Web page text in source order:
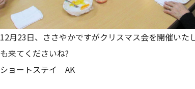
12月23日、ささやかですがクリスマス会を開催い
も来てくださいね?
ショートステイ AK